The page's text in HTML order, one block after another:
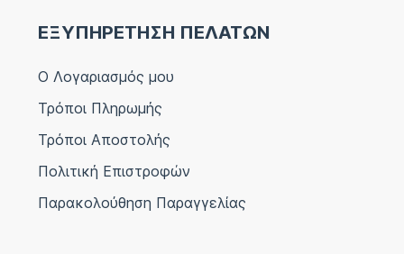
ΕΞΥΠΗΡΕΤΗΣΗ ΠΕΛΑΤΩΝ
Ο Λογαριασμός μου
Τρόποι Πληρωμής
Τρόποι Αποστολής
Πολιτική Επιστροφών
Παρακολούθηση Παραγγελίας